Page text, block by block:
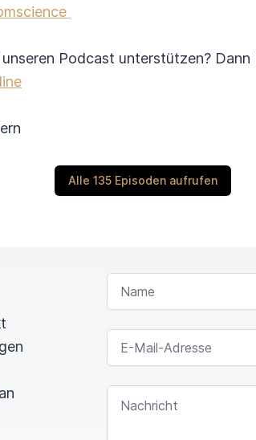
Podcast unterstützen?
Alle 135 Episoden aufrufen
NAME
E-MAIL-ADRESSE
NACHRICHT